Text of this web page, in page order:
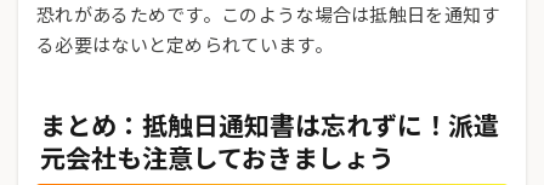
恐れがあるためです。このような場合は抵触日を通知す
る必要はないと定められています。
まとめ：抵触日通知書は忘れずに！派遣
元会社も注意しておきましょう